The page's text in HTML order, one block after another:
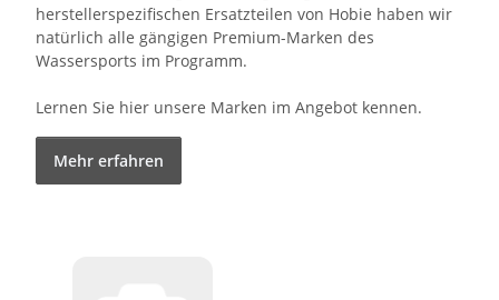
herstellerspezifischen Ersatzteilen von Hobie haben wir
natürlich alle gängigen Premium-Marken des
Wassersports im Programm.
Lernen Sie hier unsere Marken im Angebot kennen.
Mehr erfahren